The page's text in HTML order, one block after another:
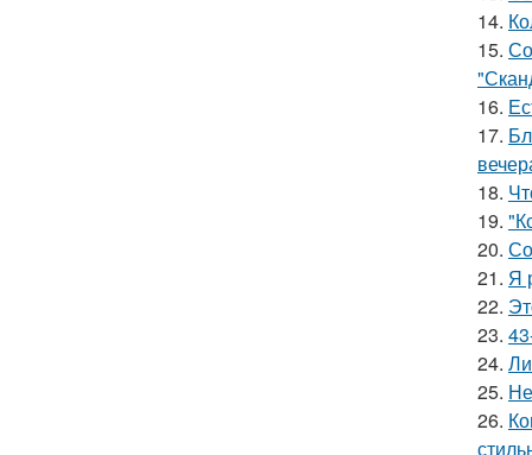
14.
15.
16.
17.
18.
19.
20.
21. Я
22.
23.
24.
25.
26.